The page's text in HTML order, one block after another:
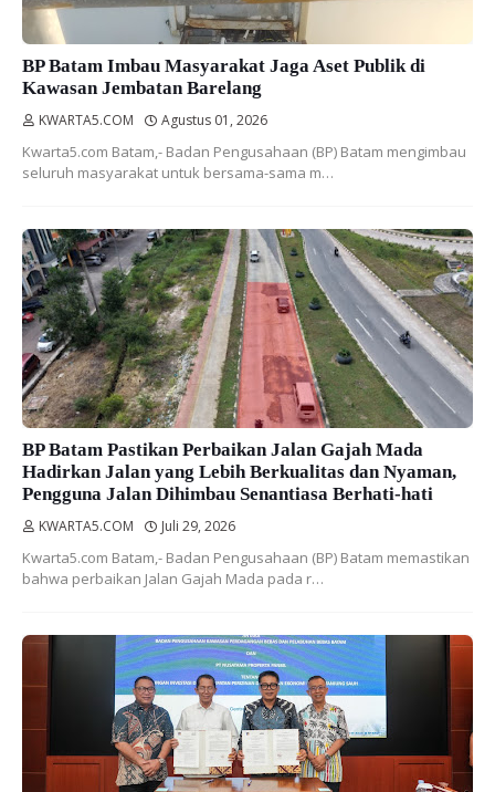
BP Batam Imbau Masyarakat Jaga Aset Publik di
Kawasan Jembatan Barelang
KWARTA5.COM Agustus 01, 2026
Kwarta5.com Batam,- Badan Pengusahaan (BP) Batam mengimbau
seluruh masyarakat untuk bersama-sama m…
BP Batam Pastikan Perbaikan Jalan Gajah Mada
Hadirkan Jalan yang Lebih Berkualitas dan Nyaman,
Pengguna Jalan Dihimbau Senantiasa Berhati-hati
KWARTA5.COM Juli 29, 2026
Kwarta5.com Batam,- Badan Pengusahaan (BP) Batam memastikan
bahwa perbaikan Jalan Gajah Mada pada r…